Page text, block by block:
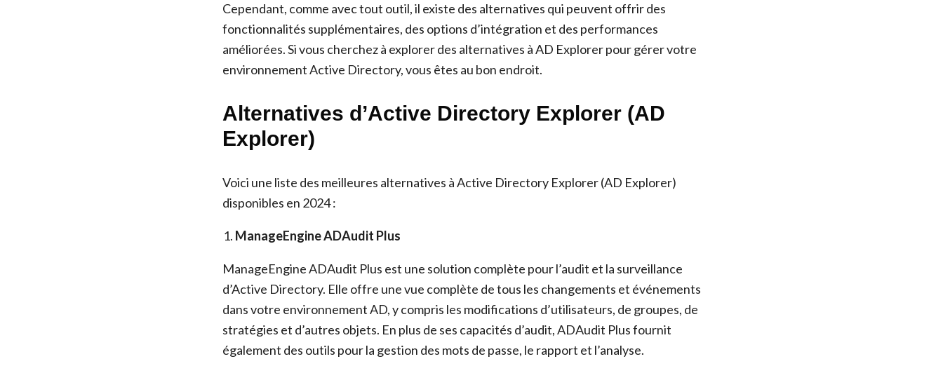
Cependant, comme avec tout outil, il existe des alternatives qui peuvent offrir des
fonctionnalités supplémentaires, des options d’intégration et des performances
améliorées. Si vous cherchez à explorer des alternatives à AD Explorer pour gérer votre
environnement Active Directory, vous êtes au bon endroit.
Alternatives d’Active Directory Explorer (AD
Explorer)
Voici une liste des meilleures alternatives à Active Directory Explorer (AD Explorer)
disponibles en 2024 :
ManageEngine ADAudit Plus
ManageEngine ADAudit Plus est une solution complète pour l’audit et la surveillance
d’Active Directory. Elle offre une vue complète de tous les changements et événements
dans votre environnement AD, y compris les modifications d’utilisateurs, de groupes, de
stratégies et d’autres objets. En plus de ses capacités d’audit, ADAudit Plus fournit
également des outils pour la gestion des mots de passe, le rapport et l’analyse.